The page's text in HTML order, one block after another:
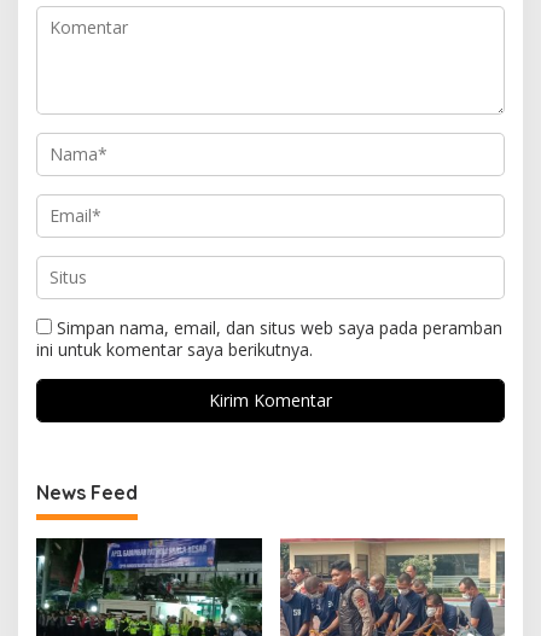
Simpan nama, email, dan situs web saya pada peramban
ini untuk komentar saya berikutnya.
News Feed